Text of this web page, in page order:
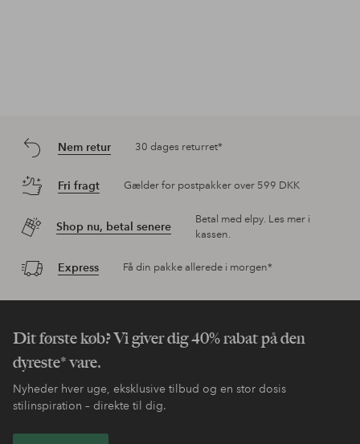
Nem retur 30 dages returret*
Fri fragt Gælder for postpakker over 599 DKK
Shop nu, betal senere
Betal med elpy. Les mer i
kassen.
Express Få din pakke allerede i morgen*
Dit første køb? Vi giver dig 40% rabat på den
dyreste* vare.
Nyheder hver uge, eksklusive tilbud og en stor dosis
stilinspiration – direkte til dig.